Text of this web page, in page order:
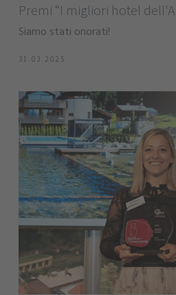
Premi “I migliori hotel
Siamo stati onorati!
31.03.2025